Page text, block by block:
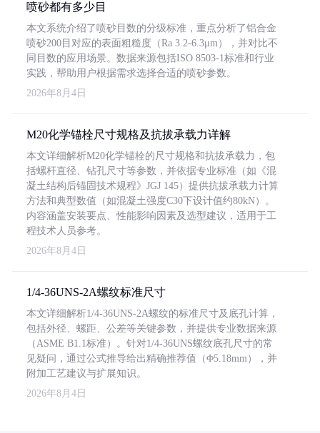
喷砂都有多少目
本文系统介绍了喷砂目数的分级标准，重点分析了铝合金
喷砂200目对应的表面粗糙度（Ra 3.2-6.3μm），并对比不
同目数的应用场景。数据来源包括ISO 8503-1标准和行业
实践，帮助用户根据需求选择合适的喷砂参数。
2026年8月4日
M20化学锚栓尺寸规格及抗拔承载力详解
本文详细解析M20化学锚栓的尺寸规格和抗拔承载力，包
括螺杆直径、钻孔尺寸等参数，并依据专业标准（如《混
凝土结构后锚固技术规程》JGJ 145）提供抗拔承载力计算
方法和典型数值（如混凝土强度C30下设计值约80kN）。
内容涵盖安装要点、性能影响因素及选型建议，适用于工
程技术人员参考。
2026年8月4日
1/4-36UNS-2A螺纹标准尺寸
本文详细解析1/4-36UNS-2A螺纹的标准尺寸及底孔计算，
包括外径、螺距、公差等关键参数，并提供专业数据来源
（ASME B1.1标准）。针对1/4-36UNS螺纹底孔尺寸的常
见疑问，通过公式推导给出精确推荐值（Φ5.18mm），并
附加工艺建议与扩展知识。
2026年8月4日